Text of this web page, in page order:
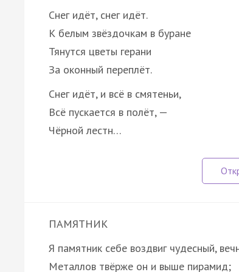
Снег идёт, снег идёт.
К белым звёздочкам в буране
Тянутся цветы герани
За оконный переплёт.
Снег идёт, и всё в смятеньи,
Всё пускается в полёт, —
Чёрной лестн…
ПАМЯТНИК
Я памятник себе воздвиг чудесный,
Металлов твёрже он и выше пирамид;